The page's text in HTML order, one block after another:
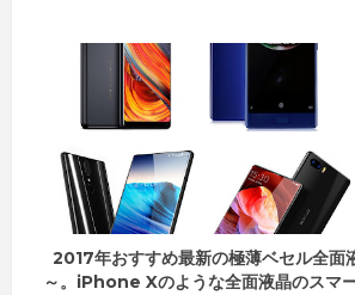
2017年おすすめ最新の極薄ベセル全面
～。iPhone Xのような全面液晶のスマ